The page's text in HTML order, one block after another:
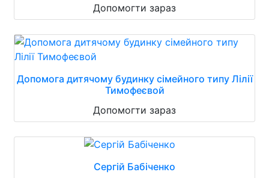
Допомогти зараз
Допомога дитячому будинку сімейного типу Лілії
Тимофеєвой
Допомогти зараз
Сергій Бабіченко